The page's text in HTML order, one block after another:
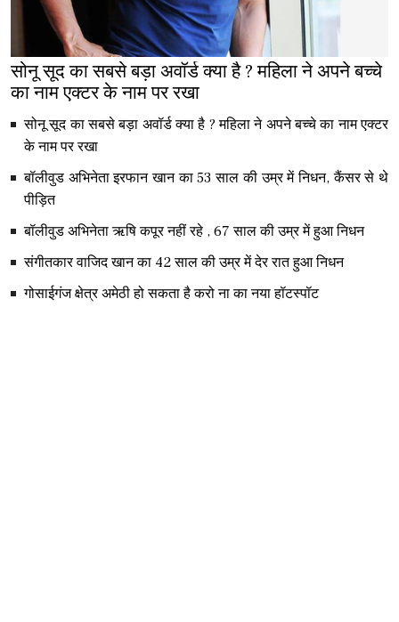
सोनू सूद का सबसे बड़ा अवॉर्ड क्या है ? महिला ने अपने बच्चे
का नाम एक्टर के नाम पर रखा
सोनू सूद का सबसे बड़ा अवॉर्ड क्या है ? महिला ने अपने बच्चे का नाम एक्टर
के नाम पर रखा
बॉलीवुड अभिनेता इरफान खान का 53 साल की उम्र में निधन, कैंसर से थे
पीड़ित
बॉलीवुड अभिनेता ऋषि कपूर नहीं रहे , 67 साल की उम्र में हुआ निधन
संगीतकार वाजिद खान का 42 साल की उम्र में देर रात हुआ निधन
गोसाईगंज क्षेत्र अमेठी हो सकता है करो ना का नया हॉटस्पॉट